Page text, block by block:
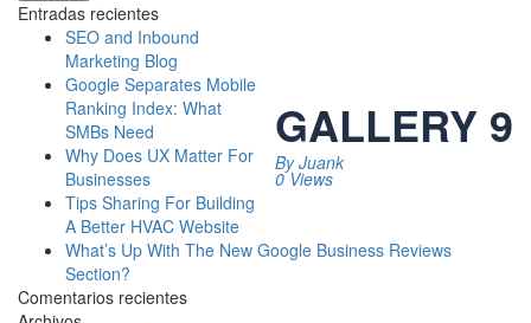
GALLERY 9
ByJuank
0 Views
Entradas recientes
SEO and Inbound
Marketing Blog
Google Separates Mobile
Ranking Index: What
SMBs Need
Why Does UX Matter For
Businesses
Tips Sharing For Building
A Better HVAC Website
What’s Up With The New Google Business Reviews
Section?
Comentarios recientes